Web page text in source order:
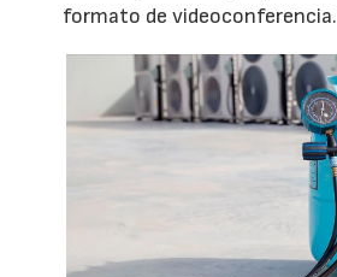
formato de videoconferencia.